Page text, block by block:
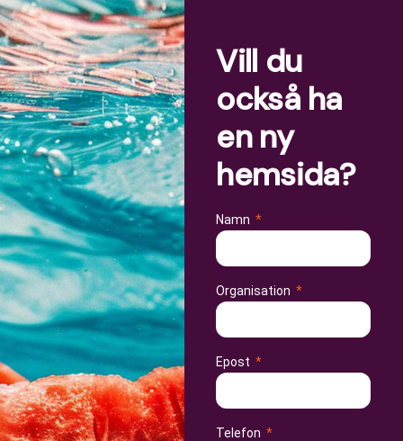
Vill du
också ha
en ny
hemsida?
Namn
Organisation
Epost
Telefon